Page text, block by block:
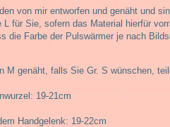
von mir entworfen und genäht und
L für Sie, sofern das Material hierfür
die Farbe der Pulswärmer je nach
M genäht, falls Sie Gr. S wünschen,
19-21cm
Handgelenk: 19-22cm